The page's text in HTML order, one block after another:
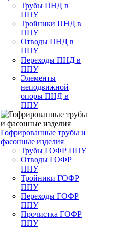
Трубы ПНД в
ППУ
Тройники ПНД в
ППУ
Отводы ПНД в
ППУ
Переходы ПНД в
ППУ
Элементы
неподвижной
опоры ПНД в
ППУ
Гофрированные трубы и
фасонные изделия
Трубы ГОФР ППУ
Отводы ГОФР
ППУ
Тройники ГОФР
ППУ
Переходы ГОФР
ППУ
Прочистка ГОФР
ППУ